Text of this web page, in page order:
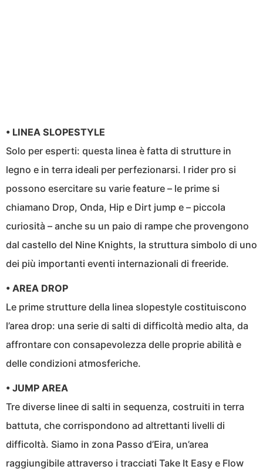
• LINEA SLOPESTYLE
Solo per esperti: questa linea è fatta di strutture in
legno e in terra ideali per perfezionarsi. I rider pro si
possono esercitare su varie feature – le prime si
chiamano Drop, Onda, Hip e Dirt jump e – piccola
curiosità – anche su un paio di rampe che provengono
dal castello del Nine Knights, la struttura simbolo di uno
dei più importanti eventi internazionali di freeride.
• AREA DROP
Le prime strutture della linea slopestyle costituiscono
l’area drop: una serie di salti di difficoltà medio alta, da
affrontare con consapevolezza delle proprie abilità e
delle condizioni atmosferiche.
• JUMP AREA
Tre diverse linee di salti in sequenza, costruiti in terra
battuta, che corrispondono ad altrettanti livelli di
difficoltà. Siamo in zona Passo d’Eira, un’area
raggiungibile attraverso i tracciati Take It Easy e Flow